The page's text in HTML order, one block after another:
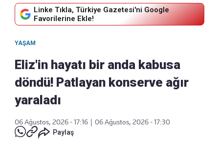
Linke Tıkla, Türkiye Gazetesi'ni Google
Favorilerine Ekle!
YAŞAM
Eliz'in hayatı bir anda kabusa
döndü! Patlayan konserve ağır
yaraladı
06 Ağustos, 2026 - 17:16
06 Ağustos, 2026 - 17:30
Paylaş